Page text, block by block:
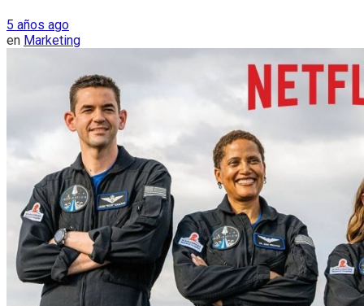
5 años ago
en Marketing